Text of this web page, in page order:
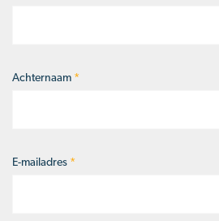
Achternaam *
E-mailadres *